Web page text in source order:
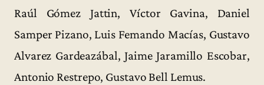
Raúl Gómez Jattin, Víctor Gavina, Daniel
Samper Pizano, Luis Femando Macías, Gustavo
Alvarez Gardeazábal, Jaime Jaramillo Escobar,
Antonio Restrepo, Gustavo Bell Lemus.